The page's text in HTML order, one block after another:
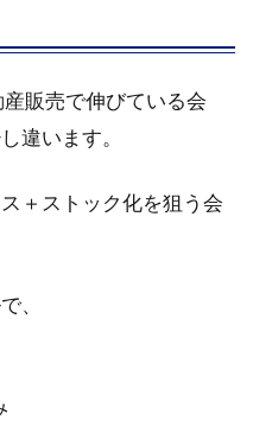
販売で伸びている会
違います。
＋ストック化を狙う会
、